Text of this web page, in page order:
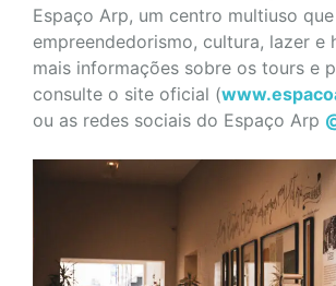
Espaço Arp, um centro multiuso
empreendedorismo, cultura, lazer e
mais informações sobre os tours e
consulte o site oficial (
ou as redes sociais do Espaço Arp